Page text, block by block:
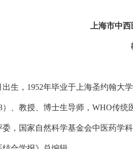
上海市中
生，1952年毕业于上海圣约翰大
）、教授、博士生导师，WHO传
，国家自然科学基金会中医药学